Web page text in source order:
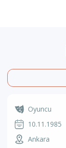
Oyuncu
10.11.1985
Ankara